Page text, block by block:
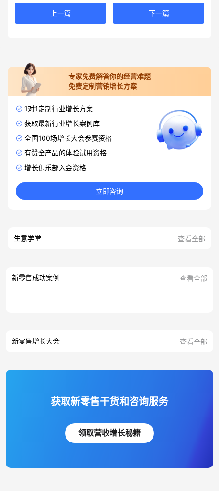
上一篇 下一篇
专家免费解答你的经营难题
免费定制营销增长方案
1对1定制行业增长方案
获取最新行业增长案例库
全国100场增长大会参赛资格
有赞全产品的体验试用资格
增长俱乐部入会资格
立即咨询
生意学堂 查看全部
新零售成功案例 查看全部
新零售增长大会 查看全部
获取新零售干货和咨询服务
领取营收增长秘籍